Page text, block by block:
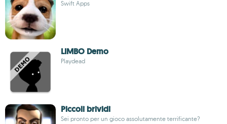
Swift Apps
LIMBO Demo
Playdead
Piccoli brividi
Sei pronto per un gioco assolutamente terrificante?